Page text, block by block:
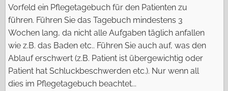
Vorfeld ein Pflegetagebuch für den Patienten zu
führen. Führen Sie das Tagebuch mindestens 3
Wochen lang, da nicht alle Aufgaben täglich anfallen
wie z.B. das Baden etc.. Führen Sie auch auf, was den
Ablauf erschwert (z.B. Patient ist übergewichtig oder
Patient hat Schluckbeschwerden etc.). Nur wenn all
dies im Pflegetagebuch beachtet...